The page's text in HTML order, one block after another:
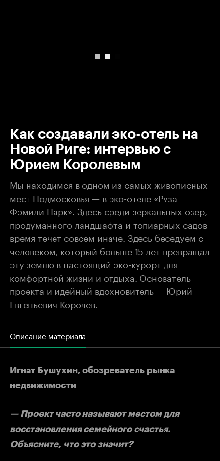
Как создавали эко-отель на
Новой Риге: интервью с
Юрием Королевым
Мы находимся в одном из самых живописных
мест Подмосковья — в эко-отеле «Руза
Фэмили Парк». Здесь среди зеркальных озер,
продуманного ландшафта и топиарных садов
время течет совсем иначе. Здесь беседуем с
человеком, который больше 15 лет превращал
эту землю в настоящий эко-курорт для
комфортной жизни и отдыха. Основатель
проекта и идейный вдохновитель — Юрий
Евгеньевич Королев.
Описание материала
Игнат Бушухин, обозреватель рынка
недвижимости
— Проект часто называют местом для
восстановления семейного счастья.
Объясните, что это значит?